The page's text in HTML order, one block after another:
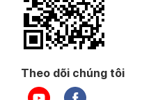
Theo dõi chúng tôi